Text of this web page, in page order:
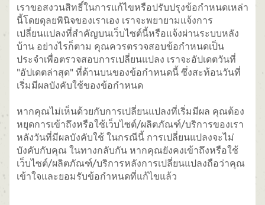
เราขอสงวนสิทธิ์ในการแก้ไขหรือปรับปรุงข้อกำหนดเหล่า
นี้โดยดุลยพินิจของเราเอง เราจะพยายามแจ้งการ
เปลี่ยนแปลงที่สำคัญบนเว็บไซต์นี้หรือแจ้งผ่านระบบหลัง
บ้าน อย่างไรก็ตาม คุณควรตรวจสอบข้อกำหนดเป็น
ประจำเพื่อตรวจสอบการเปลี่ยนแปลง เราจะอัปเดตวันที่
"อัปเดตล่าสุด" ที่ด้านบนของข้อกำหนดนี้ ซึ่งสะท้อนวันที่
เริ่มมีผลบังคับใช้ของข้อกำหนด
หากคุณไม่เห็นด้วยกับการเปลี่ยนแปลงที่เริ่มมีผล คุณต้อง
หยุดการเข้าถึงหรือใช้เว็บไซต์/ผลิตภัณฑ์/บริการของเรา
หลังวันที่มีผลบังคับใช้ ในกรณีนี้ การเปลี่ยนแปลงจะไม่
บังคับกับคุณ ในทางกลับกัน หากคุณยังคงเข้าถึงหรือใช้
เว็บไซต์/ผลิตภัณฑ์/บริการหลังการเปลี่ยนแปลงถือว่าคุณ
เข้าใจและยอมรับข้อกำหนดที่แก้ไขแล้ว